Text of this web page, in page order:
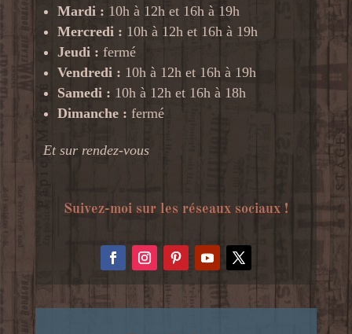
Mardi : 10h à 12h et 16h à 19h
Mercredi : 10h à 12h et 16h à 19h
Jeudi : fermé
Vendredi : 10h à 12h et 16h à 19h
Samedi : 10h à 12h et 16h à 18h
Dimanche : fermé
Et sur rendez-vous
Suivez-moi sur les réseaux sociaux !